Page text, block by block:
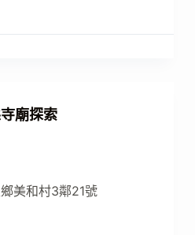
廟探索
美和村3鄰21號